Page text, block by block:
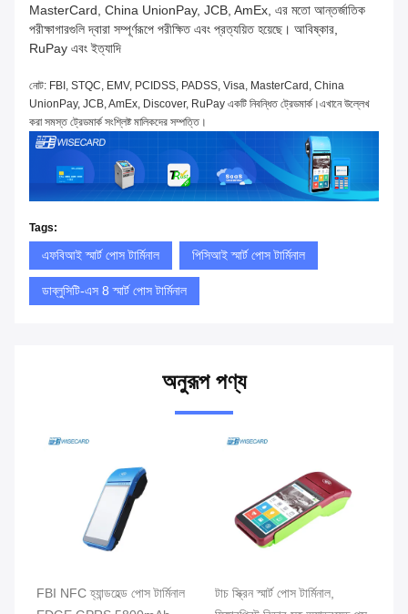
MasterCard, China UnionPay, JCB, AmEx, এর মতো আন্তর্জাতিক
পরীক্ষাগারগুলি দ্বারা সম্পূর্ণরূপে পরীক্ষিত এবং প্রত্যয়িত হয়েছে। আবিষ্কার,
RuPay এবং ইত্যাদি
নোট: FBI, STQC, EMV, PCIDSS, PADSS, Visa, MasterCard, China
UnionPay, JCB, AmEx, Discover, RuPay একটি নিবন্ধিত ট্রেডমার্ক।এখানে উল্লেখ
করা সমস্ত ট্রেডমার্ক সংশ্লিষ্ট মালিকদের সম্পত্তি।
Tags:
এফবিআই স্মার্ট পোস টার্মিনাল পিসিআই স্মার্ট পোস টার্মিনাল
ডাব্লুসিটি-এস 8 স্মার্ট পোস টার্মিনাল
অনুরূপ পণ্য
FBI NFC হ্যান্ডহেল্ড পোস টার্মিনাল
টাচ স্ক্রিন স্মার্ট পোস টার্মিনাল,